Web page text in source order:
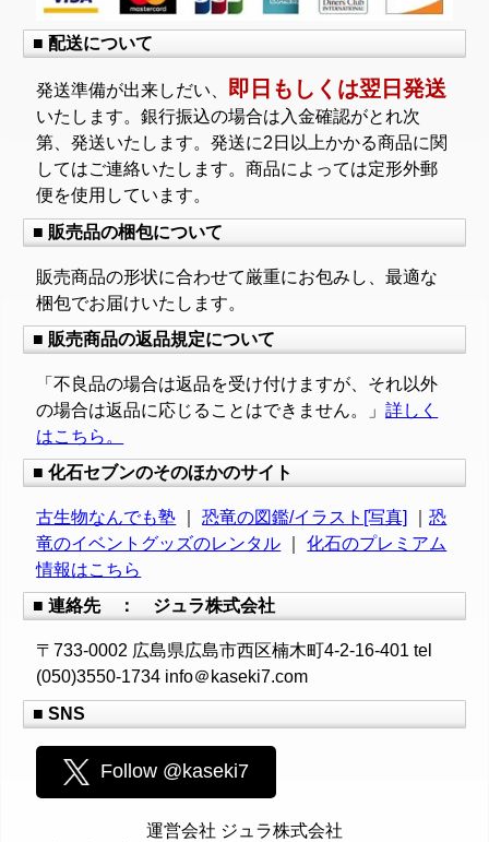
■ 配送について
発送準備が出来しだい、 即日もしくは翌日発送
いたします。銀行振込の場合は入金確認がとれ次
第、発送いたします。発送に2日以上かかる商品に関
してはご連絡いたします。商品によっては定形外郵
便を使用しています。
■ 販売品の梱包について
販売商品の形状に合わせて厳重にお包みし、最適な
梱包でお届けいたします。
■ 販売商品の返品規定について
「不良品の場合は返品を受け付けますが、それ以外
の場合は返品に応じることはできません。」詳しく
はこちら。
■ 化石セブンのそのほかのサイト
古生物なんでも塾 ｜恐竜の図鑑/イラスト[写真] ｜恐
竜のイベントグッズのレンタル ｜化石のプレミアム
情報はこちら
■ 連絡先 ： ジュラ株式会社
〒733-0002 広島県広島市西区楠木町4-2-16-401 tel
(050)3550-1734 info＠kaseki7.com
■ SNS
Follow @kaseki7
運営会社 ジュラ株式会社